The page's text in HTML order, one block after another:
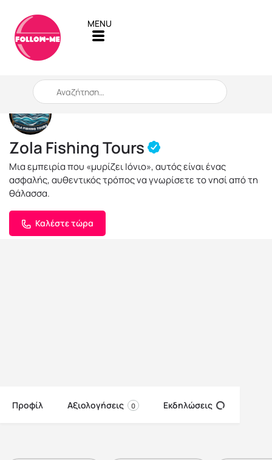
When autocomplete results are available use up and down
Zola Fishing Tours
Μια εμπειρία που «μυρίζει Ιόνιο», αυτός είναι ένας
ασφαλής, αυθεντικός τρόπος να γνωρίσετε το νησί από τη
θάλασσα.
Καλέστε τώρα
Προφίλ Αξιολογήσεις 0 Εκδηλώσεις